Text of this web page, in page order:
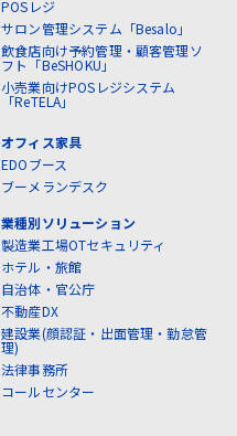
POSレジ
サロン管理システム「Besalo」
飲食店向け予約管理・顧客管理ソ
フト「BeSHOKU」
小売業向けPOSレジシステム
「ReTELA」
オフィス家具
EDOブース
ブーメランデスク
業種別ソリューション
製造業工場OTセキュリティ
ホテル・旅館
自治体・官公庁
不動産DX
建設業(顔認証・出面管理・勤怠管
理)
法律事務所
コールセンター